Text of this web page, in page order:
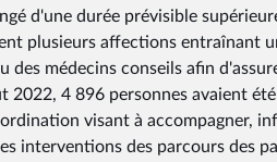
d'une durée prévisible
plusieurs affections entraînant
des médecins conseils afin
4 896 personnes avaient
visant à accompagner,
interventions des parcours des